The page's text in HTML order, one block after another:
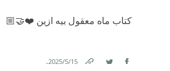
كتاب ماه معقول بيه ازين ❤️🤝🏼
15‏/5‏/2025
.